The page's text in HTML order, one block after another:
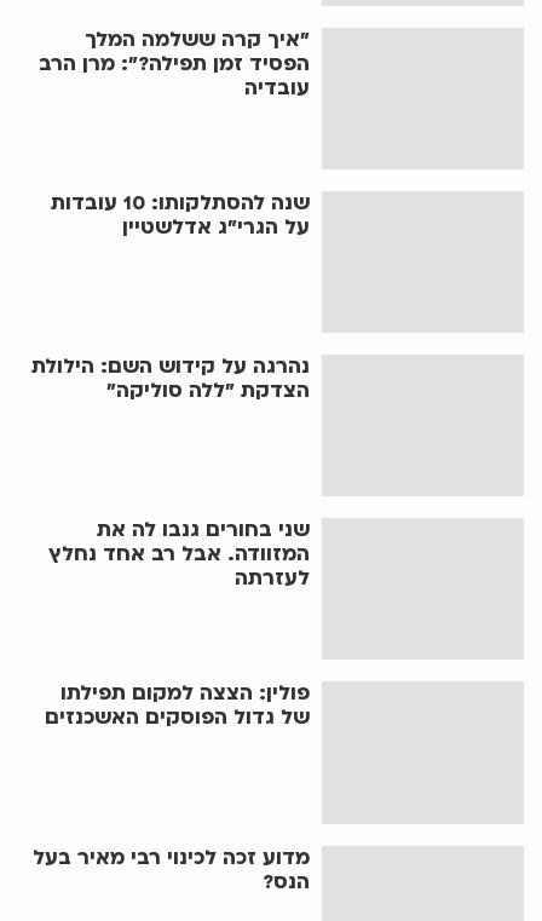
"איך קרה ששלמה המלך
הפסיד זמן תפילה?": מרן הרב
עובדיה
שנה להסתלקותו: 10 עובדות
על הגרי"ג אדלשטיין
נהרגה על קידוש השם: הילולת
הצדקת "ללה סוליקה"
שני בחורים גנבו לה את
המזוודה. אבל רב אחד נחלץ
לעזרתה
פולין: הצצה למקום תפילתו
של גדול הפוסקים האשכנזים
מדוע זכה לכינוי רבי מאיר בעל
הנס?